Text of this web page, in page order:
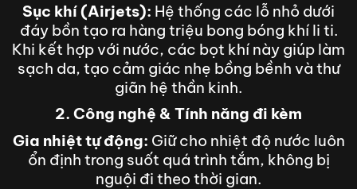
Sục khí (Airjets): Hệ thống các lỗ nhỏ dưới
đáy bồn tạo ra hàng triệu bong bóng khí li ti.
Khi kết hợp với nước, các bọt khí này giúp làm
sạch da, tạo cảm giác nhẹ bồng bềnh và thư
giãn hệ thần kinh.
2. Công nghệ & Tính năng đi kèm
Gia nhiệt tự động: Giữ cho nhiệt độ nước luôn
ổn định trong suốt quá trình tắm, không bị
nguội đi theo thời gian.